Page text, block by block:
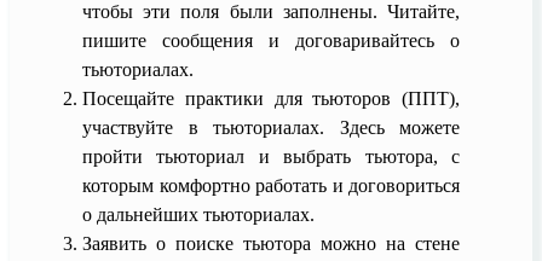
чтобы эти поля были заполнены. Читайте,
пишите сообщения и договаривайтесь о
тьюториалах.
Посещайте практики для тьюторов (ППТ),
участвуйте в тьюториалах. Здесь можете
пройти тьюториал и выбрать тьютора, с
которым комфортно работать и договориться
о дальнейших тьюториалах.
Заявить о поиске тьютора можно на стене